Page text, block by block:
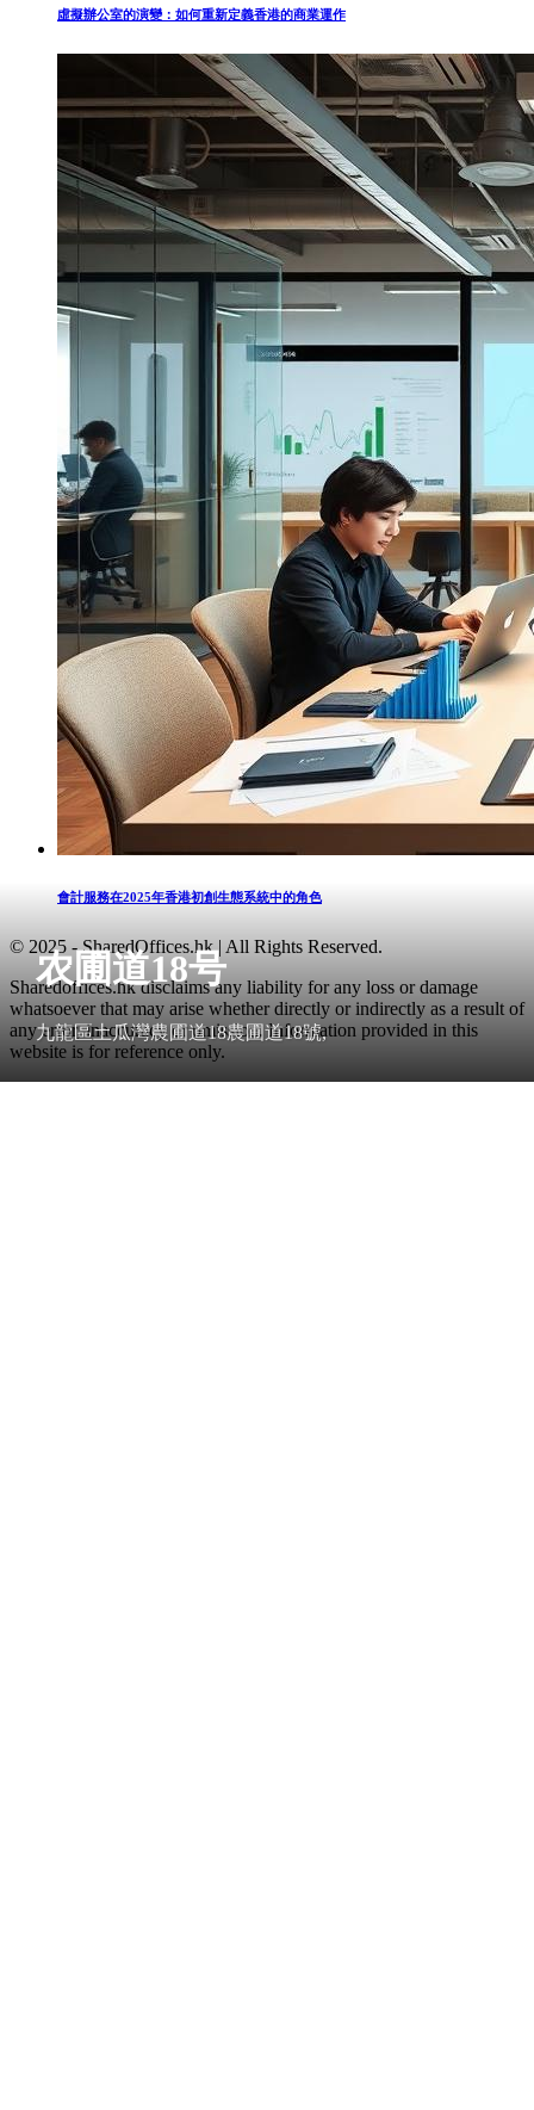
农圃道18号
九龍區土瓜灣農圃道18農圃道18號,
虛擬辦公室的演變：如何重新定義香港的商業運作
會計服務在2025年香港初創生態系統中的角色
© 2025 - SharedOffices.hk | All Rights Reserved.
Sharedoffices.hk disclaims any liability for any loss or damage
whatsoever that may arise whether directly or indirectly as a result of
any error, inaccuracy or omission. Information provided in this
website is for reference only.